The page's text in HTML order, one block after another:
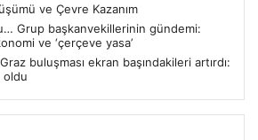
ve Çevre Kazanım
Grup başkanvekillerinin gündemi:
ve ‘çerçeve yasa’
buluşması ekran başındakileri artırdı:
oldu